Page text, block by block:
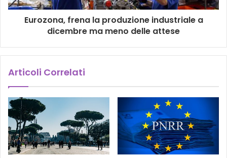
Eurozona, frena la produzione industriale a
dicembre ma meno delle attese
Articoli Correlati